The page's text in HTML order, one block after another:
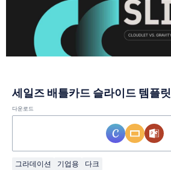
세일즈 배틀카드 슬라이드 템플릿
다운로드
그라데이션 기업용 다크